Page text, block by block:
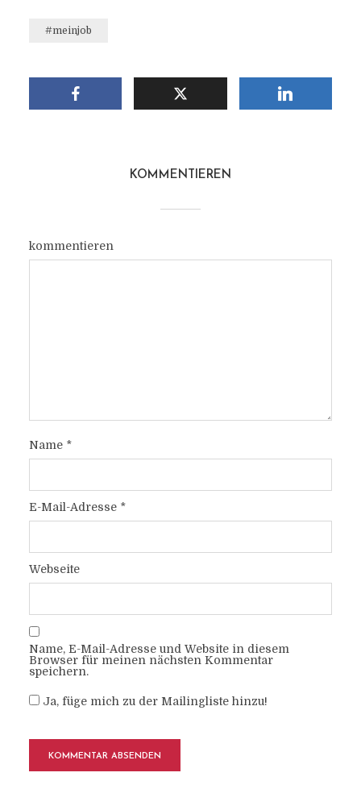
#meinjob
KOMMENTIEREN
kommentieren
Name *
E-Mail-Adresse *
Webseite
Name, E-Mail-Adresse und Website in diesem
Browser für meinen nächsten Kommentar
speichern.
Ja, füge mich zu der Mailingliste hinzu!